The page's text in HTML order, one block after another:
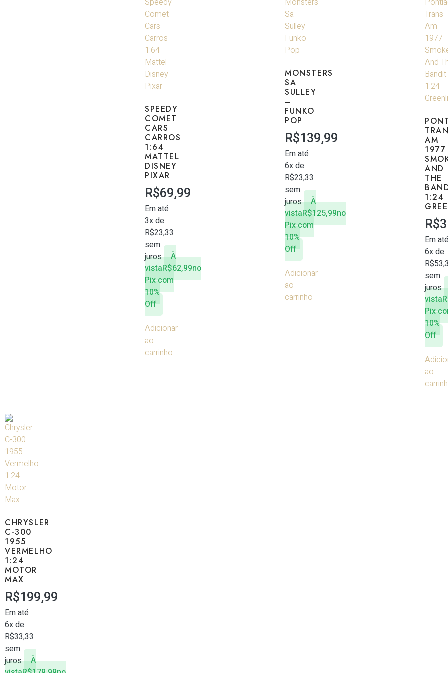
SPEEDY
COMET
CARS
CARROS
1:64
MATTEL
DISNEY
PIXAR
R$69,99
Em até
3x de
R$23,33
sem
juros
À
vistaR$62,99no
Pix com
10%
Off
Adicionar
ao
carrinho
MONSTERS
SA
SULLEY
–
FUNKO
POP
R$139,99
Em até
6x de
R$23,33
sem
juros
À
vistaR$125,99no
Pix com
10%
Off
Adicionar
ao
carrinho
AM
1977
AND
THE
1:24
R$
Em
6x de
R$
sem
juros
vista
Pix
10%
Off
ao
CHRYSLER
C-300
1955
VERMELHO
1:24
MOTOR
MAX
R$199,99
Em até
6x de
R$33,33
sem
juros
À